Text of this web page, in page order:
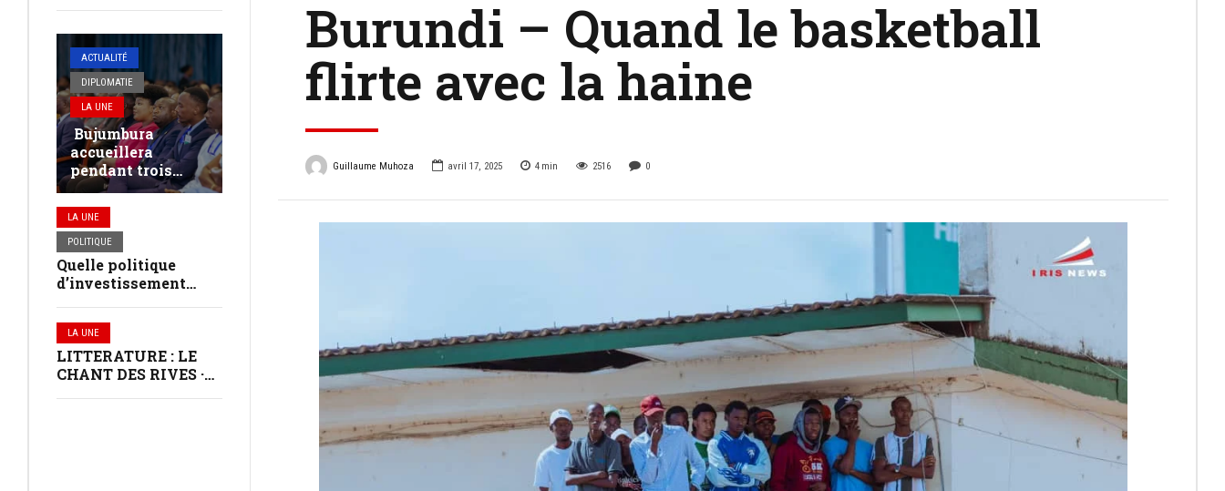
ACTUALITÉ
DIPLOMATIE
LA UNE
Bujumbura
accueillera
pendant trois
jours les jeunes
leaders du
continent africain
LA UNE
POLITIQUE
Quelle politique
d’investissement
au Burundi ?
LA UNE
LITTERATURE : LE
CHANT DES RIVES ·
Burundi – Quand le basketball
flirte avec la haine
Guillaume Muhoza avril 17, 2025 4 min 2516 0